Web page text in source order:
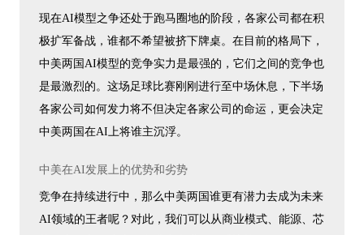
现在AI模型之争还处于跑马圈地的阶段，各家公司都在积
极扩军备战，谁都不希望被挤下牌桌。在目前的格局下，
中美两国AI模型的竞争实力是最强的，它们之间的竞争也
是最激烈的。这场足球比赛刚刚进行至中场休息，下半场
各家公司如何发力将不但决定各家公司的命运，更会决定
中美两国在AI上将谁主沉浮。
中美在AI发展上的优势和劣势
竞争在持续进行中，那么中美两国谁更有潜力去成为未来
AI领域的王者呢？对此，我们可以从商业模式、能源、芯